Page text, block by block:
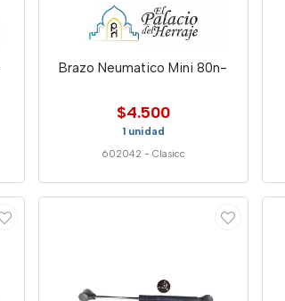
Brazo Neumatico Mini 80n-
$4.500
1 unidad
602042 - Clasicc